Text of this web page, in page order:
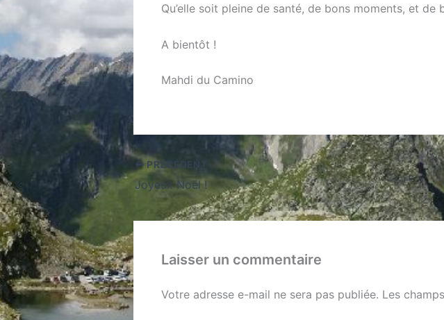
Qu’elle soit pleine de santé, de bons moments, et
A bientôt !
Mahdi du Camino
PRÉCÉDENT
Joyeux Noël !
Laisser un commentaire
Votre adresse e-mail ne sera pas publiée. Les